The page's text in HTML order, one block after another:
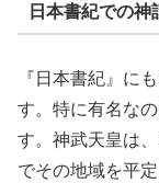
日本書紀での神
『日本書紀』に
す。特に有名な
す。神武天皇は
でその地域を平